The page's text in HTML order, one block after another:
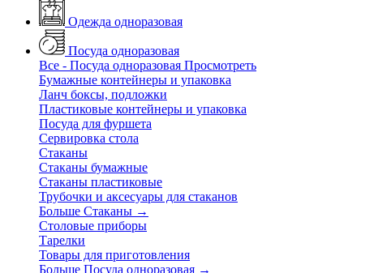
Одежда одноразовая
Посуда одноразовая
Все - Посуда одноразовая Просмотреть
Бумажные контейнеры и упаковка
Ланч боксы, подложки
Пластиковые контейнеры и упаковка
Посуда для фуршета
Сервировка стола
Стаканы
Стаканы бумажные
Стаканы пластиковые
Трубочки и аксесуары для стаканов
Больше Стаканы →
Столовые приборы
Тарелки
Товары для приготовления
Больше Посуда одноразовая →